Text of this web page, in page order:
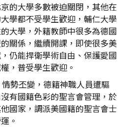
的大學多數被迫關閉，其他在
學都不受學生歡迎，輔仁大學
大學，外籍教師中很多為德國
關係，繼續開課，即使很多美
仍能捍衛學術自由、保護愛國
，普受學生歡迎。
勢丕變，德籍神職人員遭驅
有國籍色彩的聖言會管理，於
國家，調派美國籍的聖言會士
。